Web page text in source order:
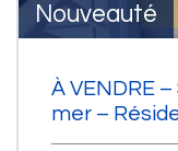
Nouveauté
À VENDRE
mer –